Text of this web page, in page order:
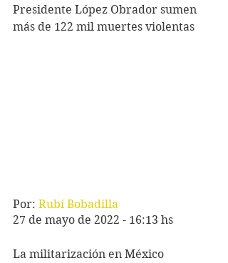
Presidente López Obrador sumen
más de 122 mil muertes violentas
Por: Rubí Bobadilla
27 de mayo de 2022 - 16:13 hs
La militarización en México